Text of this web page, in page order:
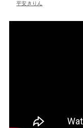
平安きりん